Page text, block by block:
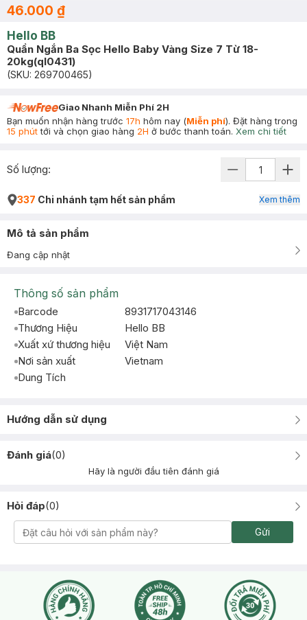
46.000 ₫
Hello BB
Quần Ngắn Ba Sọc Hello Baby Vàng Size 7 Từ 18-
20kg(ql0431)
(SKU: 269700465)
Giao Nhanh Miễn Phí 2H
Bạn muốn nhận hàng trước 17h hôm nay (Miễn phí). Đặt hàng trong
15 phúttới và chọn giao hàng 2H ở bước thanh toán. Xem chi tiết
Số lượng:
337 Chi nhánh tạm hết sản phẩm Xem thêm
Mô tả sản phẩm
Đang cập nhật
Thông số sản phẩm
Barcode
8931717043146
Thương Hiệu
Hello BB
Xuất xứ thương hiệu
Việt Nam
Nơi sản xuất
Vietnam
Dung Tích
Hướng dẫn sử dụng
Đánh giá(0)
Hãy là người đầu tiên đánh giá
Hỏi đáp(0)
Gửi